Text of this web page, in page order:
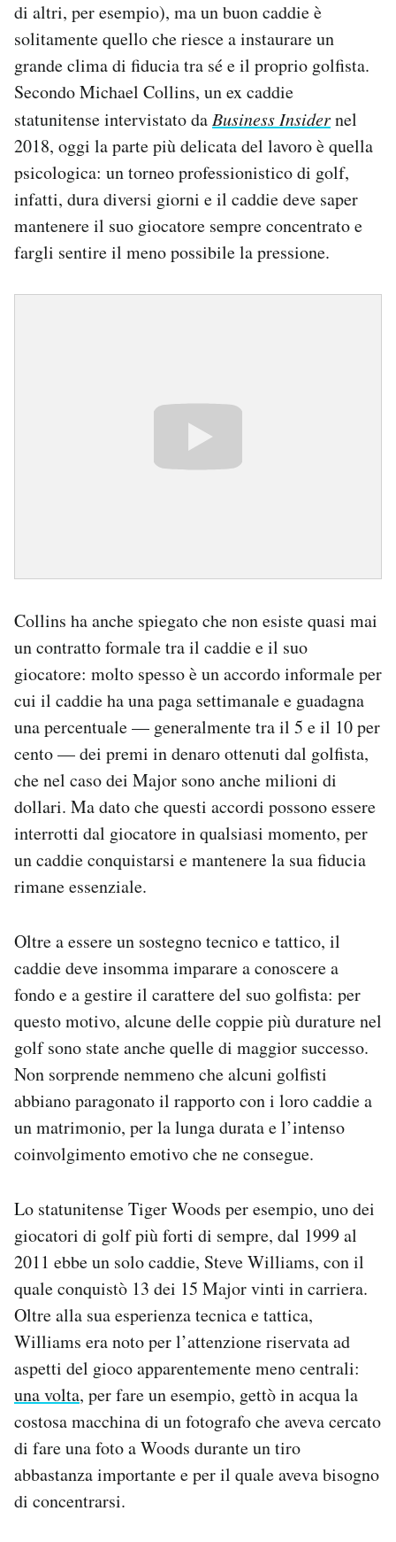
di altri, per esempio), ma un buon caddie è
solitamente quello che riesce a instaurare un
grande clima di fiducia tra sé e il proprio golfista.
Secondo Michael Collins, un ex caddie
statunitense intervistato da Business Insidernel
2018, oggi la parte più delicata del lavoro è quella
psicologica: un torneo professionistico di golf,
infatti, dura diversi giorni e il caddie deve saper
mantenere il suo giocatore sempre concentrato e
fargli sentire il meno possibile la pressione.
Collins ha anche spiegato che non esiste quasi mai
un contratto formale tra il caddie e il suo
giocatore: molto spesso è un accordo informale per
cui il caddie ha una paga settimanale e guadagna
una percentuale — generalmente tra il 5 e il 10 per
cento — dei premi in denaro ottenuti dal golfista,
che nel caso dei Major sono anche milioni di
dollari. Ma dato che questi accordi possono essere
interrotti dal giocatore in qualsiasi momento, per
un caddie conquistarsi e mantenere la sua fiducia
rimane essenziale.
Oltre a essere un sostegno tecnico e tattico, il
caddie deve insomma imparare a conoscere a
fondo e a gestire il carattere del suo golfista: per
questo motivo, alcune delle coppie più durature nel
golf sono state anche quelle di maggior successo.
Non sorprende nemmeno che alcuni golfisti
abbiano paragonato il rapporto con i loro caddie a
un matrimonio, per la lunga durata e l’intenso
coinvolgimento emotivo che ne consegue.
Lo statunitense Tiger Woods per esempio, uno dei
giocatori di golf più forti di sempre, dal 1999 al
2011 ebbe un solo caddie, Steve Williams, con il
quale conquistò 13 dei 15 Major vinti in carriera.
Oltre alla sua esperienza tecnica e tattica,
Williams era noto per l’attenzione riservata ad
aspetti del gioco apparentemente meno centrali:
una volta, per fare un esempio, gettò in acqua la
costosa macchina di un fotografo che aveva cercato
di fare una foto a Woods durante un tiro
abbastanza importante e per il quale aveva bisogno
di concentrarsi.